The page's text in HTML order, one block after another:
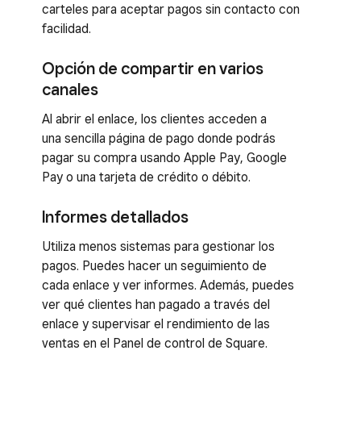
carteles para aceptar pagos sin contacto con
facilidad.
Opción de compartir en varios
canales
Al abrir el enlace, los clientes acceden a
una sencilla página de pago donde podrás
pagar su compra usando Apple Pay, Google
Pay o una tarjeta de crédito o débito.
Informes detallados
Utiliza menos sistemas para gestionar los
pagos. Puedes hacer un seguimiento de
cada enlace y ver informes. Además, puedes
ver qué clientes han pagado a través del
enlace y supervisar el rendimiento de las
ventas en el Panel de control de Square.